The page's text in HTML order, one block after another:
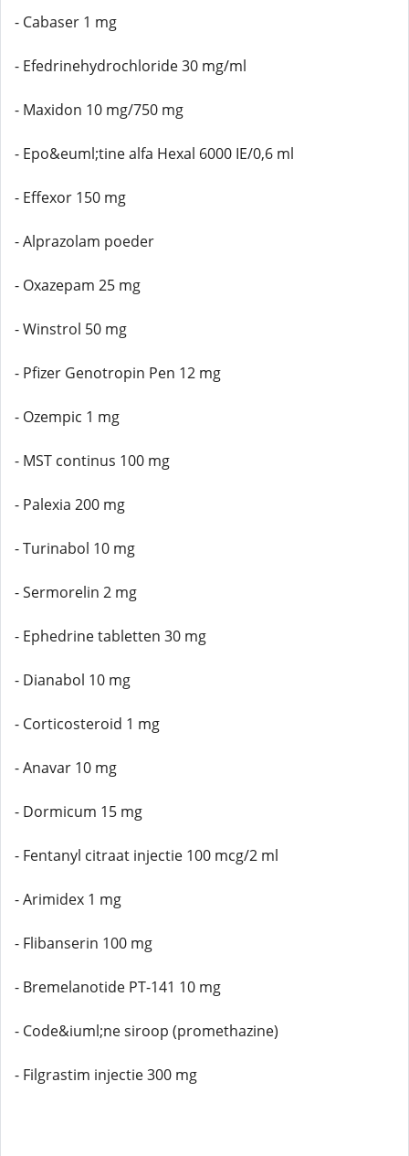
- Cabaser 1 mg
- Efedrinehydrochloride 30 mg/ml
- Maxidon 10 mg/750 mg
- Epo&euml;tine alfa Hexal 6000 IE/0,6 ml
- Effexor 150 mg
- Alprazolam poeder
- Oxazepam 25 mg
- Winstrol 50 mg
- Pfizer Genotropin Pen 12 mg
- Ozempic 1 mg
- MST continus 100 mg
- Palexia 200 mg
- Turinabol 10 mg
- Sermorelin 2 mg
- Ephedrine tabletten 30 mg
- Dianabol 10 mg
- Corticosteroid 1 mg
- Anavar 10 mg
- Dormicum 15 mg
- Fentanyl citraat injectie 100 mcg/2 ml
- Arimidex 1 mg
- Flibanserin 100 mg
- Bremelanotide PT-141 10 mg
- Code&iuml;ne siroop (promethazine)
- Filgrastim injectie 300 mg